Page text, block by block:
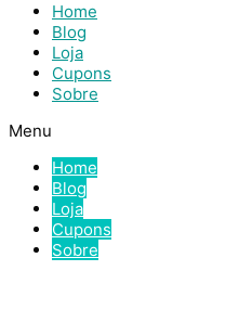
Home
Blog
Loja
Cupons
Sobre
Menu
Home
Blog
Loja
Cupons
Sobre